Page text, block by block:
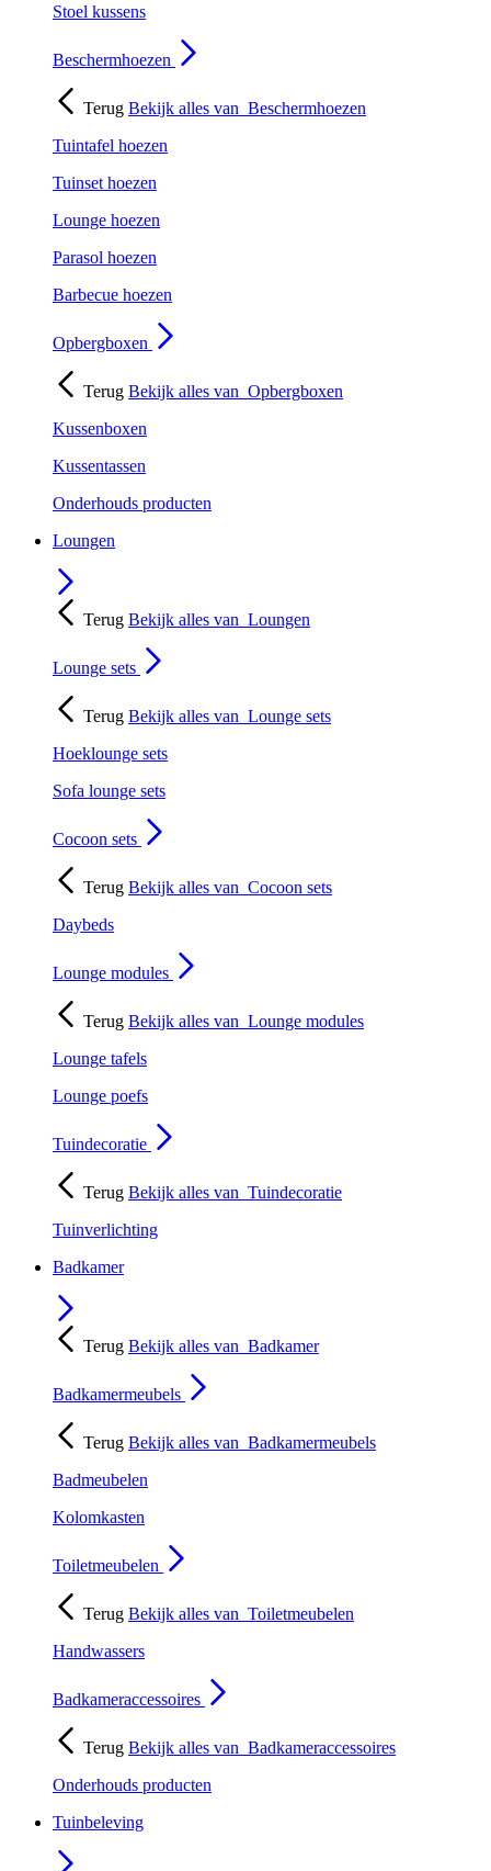
Stoel kussens
Beschermhoezen
Terug Bekijk alles van Beschermhoezen
Tuintafel hoezen
Tuinset hoezen
Lounge hoezen
Parasol hoezen
Barbecue hoezen
Opbergboxen
Terug Bekijk alles van Opbergboxen
Kussenboxen
Kussentassen
Onderhouds producten
Loungen
Terug Bekijk alles van Loungen
Lounge sets
Terug Bekijk alles van Lounge sets
Hoeklounge sets
Sofa lounge sets
Cocoon sets
Terug Bekijk alles van Cocoon sets
Daybeds
Lounge modules
Terug Bekijk alles van Lounge modules
Lounge tafels
Lounge poefs
Tuindecoratie
Terug Bekijk alles van Tuindecoratie
Tuinverlichting
Badkamer
Terug Bekijk alles van Badkamer
Badkamermeubels
Terug Bekijk alles van Badkamermeubels
Badmeubelen
Kolomkasten
Toiletmeubelen
Terug Bekijk alles van Toiletmeubelen
Handwassers
Badkameraccessoires
Terug Bekijk alles van Badkameraccessoires
Onderhouds producten
Tuinbeleving